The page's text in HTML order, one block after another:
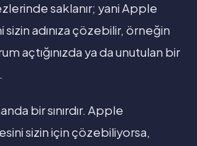
saklanır; yani Apple
sizin adınıza çözebilir, örneğin
açtığınızda ya da unutulan bir
bir sınırdır. Apple
sizin için çözebiliyorsa,